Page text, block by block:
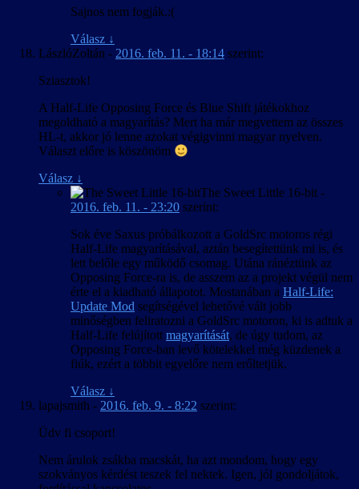
Sajnos nem fogják.:(
Válasz ↓
LászlóZoltán - 2016. feb. 11. - 18:14 szerint:
Sziasztok!
A Half-Life Opposing Force és Blue Shift játékokhoz
megoldható a magyarítás? Mert ha már megvettem az összes
HL-t, akkor jó lenne azokat végigvinni magyar nyelven.
Választ előre is köszönöm
Válasz ↓
The Sweet Little 16-bit -
2016. feb. 11. - 23:20 szerint:
Sok éve Saxus próbálkozott a GoldSrc motoros régi
Half-Life magyarításával, aztán besegítettünk mi is, és
lett belőle egy működő csomag. Utána ránéztünk az
Opposing Force-ra is, de asszem az a projekt végül nem
érte el a kiadható állapotot. Mostanában a Half-Life:
Update Mod segítségével lehetővé vált jobb
minőségben feliratozni a GoldSrc motoron, ki is adtuk a
Half-Life felújított magyarítását, de úgy tudom, az
Opposing Force-ban levő kötelekkel még küzdenek a
fiúk, ezért a többit egyelőre nem erőltetjük.
Válasz ↓
lapajsmith - 2016. feb. 9. - 8:22 szerint:
Üdv fi csoport!
Nem árulok zsákba macskát, ha azt mondom, hogy egy
szokványos kérdést teszek fel nektek. Igen, jól gondoljátok,